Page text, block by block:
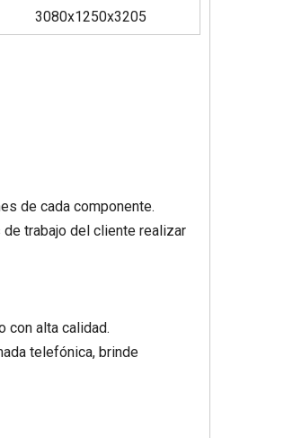
3080x1250x3205
de cada componente.
trabajo del cliente realizar
con alta calidad.
telefónica, brinde